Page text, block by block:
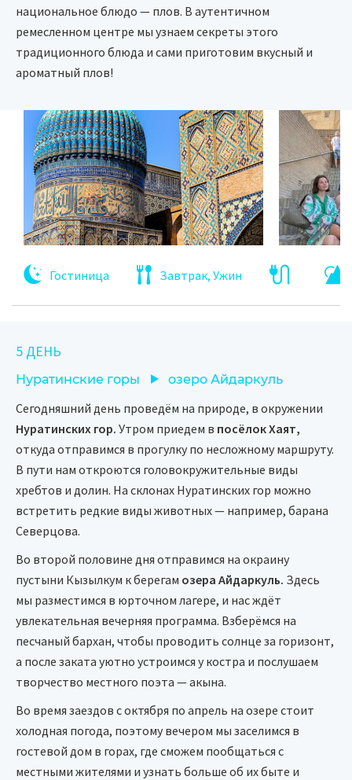
национальное блюдо — плов. В аутентичном
ремесленном центре мы узнаем секреты этого
традиционного блюда и сами приготовим вкусный и
ароматный плов!
Гостиница Завтрак, Ужин
5 ДЕНЬ
Нуратинские горы озеро Айдаркуль
Сегодняшний день проведём на природе, в окружении
Нуратинских гор. Утром приедем в посёлок Хаят,
откуда отправимся в прогулку по несложному маршруту.
В пути нам откроются головокружительные виды
хребтов и долин. На склонах Нуратинских гор можно
встретить редкие виды животных — например, барана
Северцова.
Во второй половине дня отправимся на окраину
пустыни Кызылкум к берегам озера Айдаркуль. Здесь
мы разместимся в юрточном лагере, и нас ждёт
увлекательная вечерняя программа. Взберёмся на
песчаный бархан, чтобы проводить солнце за горизонт,
а после заката уютно устроимся у костра и послушаем
творчество местного поэта — акына.
Во время заездов с октября по апрель на озере стоит
холодная погода, поэтому вечером мы заселимся в
гостевой дом в горах, где сможем пообщаться с
местными жителями и узнать больше об их быте и